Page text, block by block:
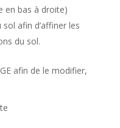
en bas à droite)
afin d’affiner les
du sol.
afin de le modifier,